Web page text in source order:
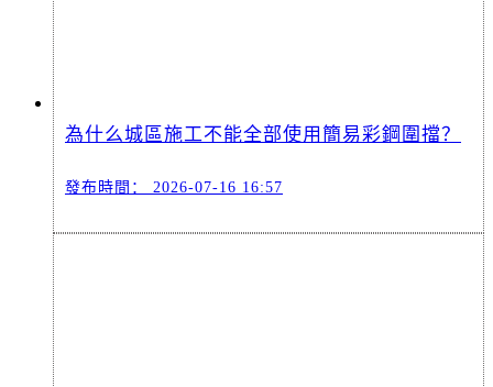
為什么城區施工不能全部使用簡易彩鋼圍擋？
發布時間： 2026-07-16 16:57